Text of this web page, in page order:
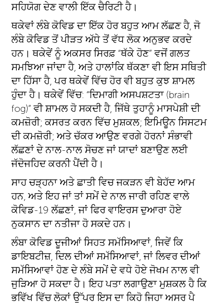
ਸਹਿਯੋਗ ਦੇਣ ਵਾਲੀ ਇੱਕ ਚੈਰਿਟੀ ਹੈ।
ਥਕੇਵਾਂ ਲੰਬੇ ਕੋਵਿਡ ਦਾ ਇੱਕ ਹੋਰ ਬਹੁਤ ਆਮ ਲੱਛਣ ਹੈ, ਜੋ
ਲੰਬੇ ਕੋਵਿਡ ਤੋਂ ਪੀੜਤ ਅੱਧੇ ਤੋਂ ਵੱਧ ਲੋਕ ਅਨੁਭਵ ਕਰਦੇ
ਹਨ। ਥਕੇਵੇਂ ਨੂੰ ਅਕਸਰ ਸਿਰਫ਼ “ਥੱਕੇ ਹੋਣ” ਵਜੋਂ ਗਲਤ
ਸਮਝਿਆ ਜਾਂਦਾ ਹੈ, ਅਤੇ ਹਾਲਾਂਕਿ ਥੱਕਣਾ ਵੀ ਇਸ ਸਥਿਤੀ
ਦਾ ਹਿੱਸਾ ਹੈ, ਪਰ ਥਕੇਵੇਂ ਵਿੱਚ ਹੋਰ ਵੀ ਬਹੁਤ ਕੁਝ ਸ਼ਾਮਲ
ਹੁੰਦਾ ਹੈ। ਥਕੇਵੇਂ ਵਿੱਚ: “ਦਿਮਾਗੀ ਅਸਪਸ਼ਟਤਾ (brain
fog)” ਵੀ ਸ਼ਾਮਲ ਹੋ ਸਕਦੀ ਹੈ, ਜਿੱਥੇ ਤੁਹਾਨੂੰ ਮਾਸਪੇਸ਼ੀ ਦੀ
ਕਮਜ਼ੋਰੀ; ਕਸਰਤ ਕਰਨ ਵਿੱਚ ਮੁਸ਼ਕਲ; ਇਮਿਊਨ ਸਿਸਟਮ
ਦੀ ਕਮਜ਼ੋਰੀ; ਅਤੇ ਚੱਕਰ ਆਉਣ ਵਰਗੇ ਹੋਰਨਾਂ ਸੰਭਾਵੀ
ਲੱਛਣਾਂ ਦੇ ਨਾਲ-ਨਾਲ ਸੋਚਣ ਜਾਂ ਯਾਦਾਂ ਬਣਾਉਣ ਲਈ
ਜੱਦੋਜਹਿਦ ਕਰਨੀ ਪੈਂਦੀ ਹੈ।
ਸਾਹ ਚੜ੍ਹਨਾ ਅਤੇ ਛਾਤੀ ਵਿਚ ਜਕੜਨ ਵੀ ਬੇਹੱਦ ਆਮ
ਹਨ, ਅਤੇ ਇਹ ਜਾਂ ਤਾਂ ਸਮੇਂ ਦੇ ਨਾਲ ਜਾਰੀ ਰਹਿਣ ਵਾਲੇ
ਕੋਵਿਡ-19 ਲੱਛਣਾਂ, ਜਾਂ ਫਿਰ ਵਾਇਰਸ ਦੁਆਰਾ ਹੋਏ
ਨੁਕਸਾਨ ਦਾ ਨਤੀਜਾ ਹੋ ਸਕਦੇ ਹਨ।
ਲੰਬਾ ਕੋਵਿਡ ਦੂਜੀਆਂ ਸਿਹਤ ਸਮੱਸਿਆਵਾਂ, ਜਿਵੇਂ ਕਿ
ਡਾਇਬਟੀਜ਼, ਦਿਲ ਦੀਆਂ ਸਮੱਸਿਆਵਾਂ, ਜਾਂ ਲਿਵਰ ਦੀਆਂ
ਸਮੱਸਿਆਵਾਂ ਹੋਣ ਦੇ ਲੰਬੇ ਸਮੇਂ ਦੇ ਵਧੇ ਹੋਏ ਜੋਖਮ ਨਾਲ ਵੀ
ਜੁੜਿਆ ਹੋ ਸਕਦਾ ਹੈ। ਇਹ ਪਤਾ ਲਗਾਉਣਾ ਮੁਸ਼ਕਲ ਹੈ ਕਿ
ਭਵਿੱਖ ਵਿੱਚ ਲੋਕਾਂ ਉੱਪਰ ਇਸ ਦਾ ਕਿਹੋ ਜਿਹਾ ਅਸਰ ਪੈ